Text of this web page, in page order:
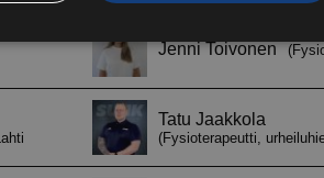
Toiminnalliset Luokittelemattomat